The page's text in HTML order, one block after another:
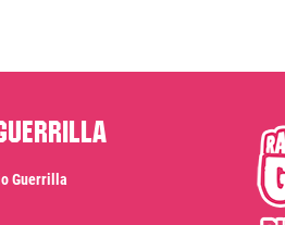
Guerrilla
Guerrilla